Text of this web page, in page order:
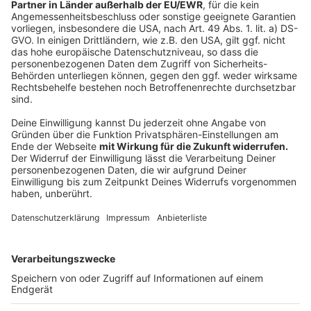
Update Mittwoch, 23.07.25 - 15.00 Uhr:
Anzeige
Nach dem Messerangriff in Bocholt am
Dienstagabend hat die Polizei Münster die
Ermittlungen übernommen. Der tatverdächtige Ex-
Partner des Opfers konnte trotz intensiver
Fahndungsmaßnahmen bislang nicht gefunden werden.
Die verletzte Frau wurde heute zum Sachverhalt
entlassen. Es bestand zu keiner Zeit Lebensgefahr.
rein privaten Hintergrund hat. Die Ermittlungen dauern
an.